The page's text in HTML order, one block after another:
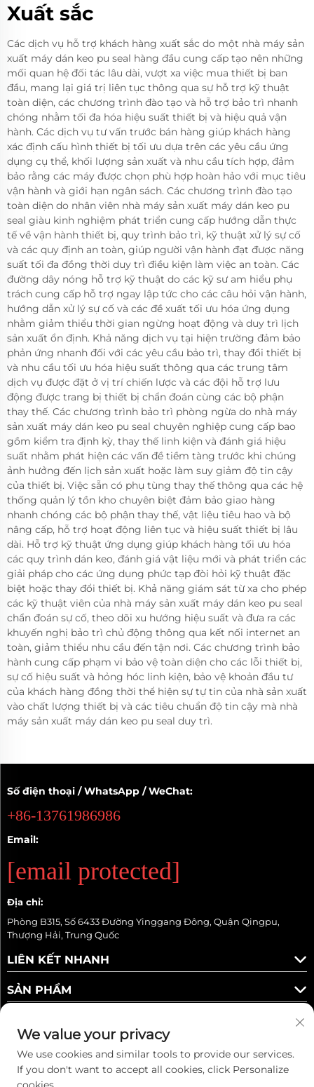
Xuất sắc
Các dịch vụ hỗ trợ khách hàng xuất sắc do một nhà máy sản
xuất máy dán keo pu seal hàng đầu cung cấp tạo nên những
mối quan hệ đối tác lâu dài, vượt xa việc mua thiết bị ban
đầu, mang lại giá trị liên tục thông qua sự hỗ trợ kỹ thuật
toàn diện, các chương trình đào tạo và hỗ trợ bảo trì nhanh
chóng nhằm tối đa hóa hiệu suất thiết bị và hiệu quả vận
hành. Các dịch vụ tư vấn trước bán hàng giúp khách hàng
xác định cấu hình thiết bị tối ưu dựa trên các yêu cầu ứng
dụng cụ thể, khối lượng sản xuất và nhu cầu tích hợp, đảm
bảo rằng các máy được chọn phù hợp hoàn hảo với mục tiêu
vận hành và giới hạn ngân sách. Các chương trình đào tạo
toàn diện do nhân viên nhà máy sản xuất máy dán keo pu
seal giàu kinh nghiệm phát triển cung cấp hướng dẫn thực
tế về vận hành thiết bị, quy trình bảo trì, kỹ thuật xử lý sự cố
và các quy định an toàn, giúp người vận hành đạt được năng
suất tối đa đồng thời duy trì điều kiện làm việc an toàn. Các
đường dây nóng hỗ trợ kỹ thuật do các kỹ sư am hiểu phụ
trách cung cấp hỗ trợ ngay lập tức cho các câu hỏi vận hành,
hướng dẫn xử lý sự cố và các đề xuất tối ưu hóa ứng dụng
nhằm giảm thiểu thời gian ngừng hoạt động và duy trì lịch
sản xuất ổn định. Khả năng dịch vụ tại hiện trường đảm bảo
phản ứng nhanh đối với các yêu cầu bảo trì, thay đổi thiết bị
và nhu cầu tối ưu hóa hiệu suất thông qua các trung tâm
dịch vụ được đặt ở vị trí chiến lược và các đội hỗ trợ lưu
động được trang bị thiết bị chẩn đoán cùng các bộ phận
thay thế. Các chương trình bảo trì phòng ngừa do nhà máy
sản xuất máy dán keo pu seal chuyên nghiệp cung cấp bao
gồm kiểm tra định kỳ, thay thế linh kiện và đánh giá hiệu
suất nhằm phát hiện các vấn đề tiềm tàng trước khi chúng
ảnh hưởng đến lịch sản xuất hoặc làm suy giảm độ tin cậy
của thiết bị. Việc sẵn có phụ tùng thay thế thông qua các hệ
thống quản lý tồn kho chuyên biệt đảm bảo giao hàng
nhanh chóng các bộ phận thay thế, vật liệu tiêu hao và bộ
nâng cấp, hỗ trợ hoạt động liên tục và hiệu suất thiết bị lâu
dài. Hỗ trợ kỹ thuật ứng dụng giúp khách hàng tối ưu hóa
các quy trình dán keo, đánh giá vật liệu mới và phát triển các
giải pháp cho các ứng dụng phức tạp đòi hỏi kỹ thuật đặc
biệt hoặc thay đổi thiết bị. Khả năng giám sát từ xa cho phép
các kỹ thuật viên của nhà máy sản xuất máy dán keo pu seal
chẩn đoán sự cố, theo dõi xu hướng hiệu suất và đưa ra các
khuyến nghị bảo trì chủ động thông qua kết nối internet an
toàn, giảm thiểu nhu cầu đến tận nơi. Các chương trình bảo
hành cung cấp phạm vi bảo vệ toàn diện cho các lỗi thiết bị,
sự cố hiệu suất và hỏng hóc linh kiện, bảo vệ khoản đầu tư
của khách hàng đồng thời thể hiện sự tự tin của nhà sản xuất
vào chất lượng thiết bị và các tiêu chuẩn độ tin cậy mà nhà
máy sản xuất máy dán keo pu seal duy trì.
Số điện thoại / WhatsApp / WeChat:
+86-13761986986
Email:
[email protected]
Địa chỉ:
Phòng B315, Số 6433 Đường Yinggang Đông, Quận Qingpu,
Thượng Hải, Trung Quốc
LIÊN KẾT NHANH
SẢN PHẨM
Theo dõi chúng tôi
We value your privacy
We use cookies and similar tools to provide our services.
If you don't want to accept all cookies, click Personalize